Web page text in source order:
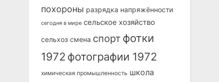
похороны разрядка напряжённости
сегодня в мире сельское хозяйство
сельхоз смена спорт фотки
1972 фотографии 1972
химическая промышленность школа